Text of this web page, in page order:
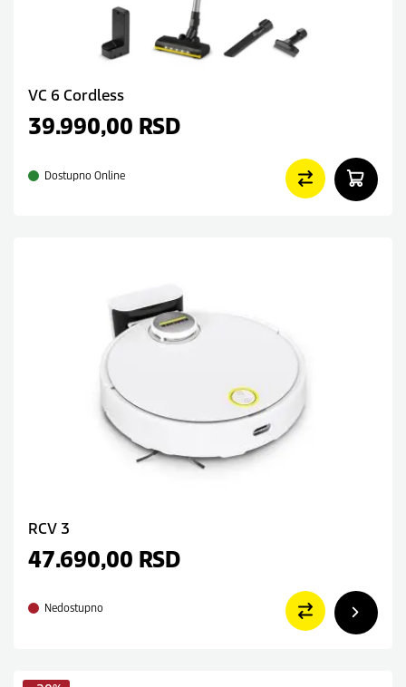
VC 6 Cordless
39.990,00 RSD
Dostupno Online
RCV 3
47.690,00 RSD
Nedostupno